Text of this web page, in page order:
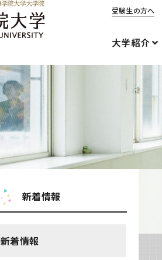
受験生の方へ
大学紹介
新着情報
新着情報